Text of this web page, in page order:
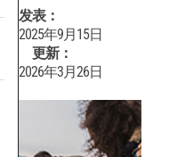
发表：
2025年9月15日
更新：
2026年3月26日